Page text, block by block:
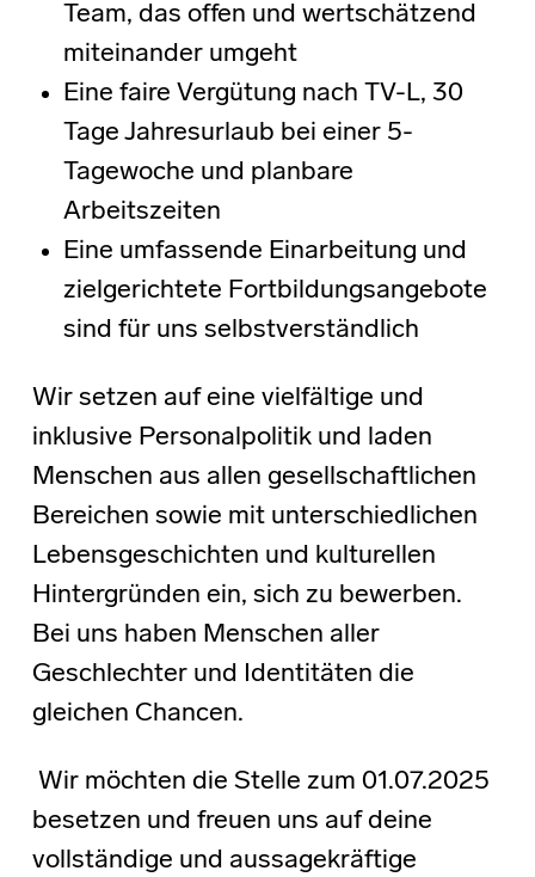
Team, das offen und wertschätzend
miteinander umgeht
Eine faire Vergütung nach TV-L, 30
Tage Jahresurlaub bei einer 5-
Tagewoche und planbare
Arbeitszeiten
Eine umfassende Einarbeitung und
zielgerichtete Fortbildungsangebote
sind für uns selbstverständlich
Wir setzen auf eine vielfältige und
inklusive Personalpolitik und laden
Menschen aus allen gesellschaftlichen
Bereichen sowie mit unterschiedlichen
Lebensgeschichten und kulturellen
Hintergründen ein, sich zu bewerben.
Bei uns haben Menschen aller
Geschlechter und Identitäten die
gleichen Chancen.
Wir möchten die Stelle zum 01.07.2025
besetzen und freuen uns auf deine
vollständige und aussagekräftige